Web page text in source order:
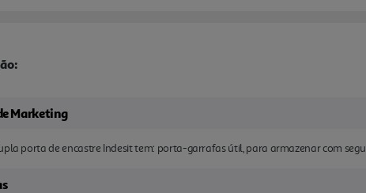
Marketing
porta de encastre Indesit tem: porta-garrafas útil, para armazenar com